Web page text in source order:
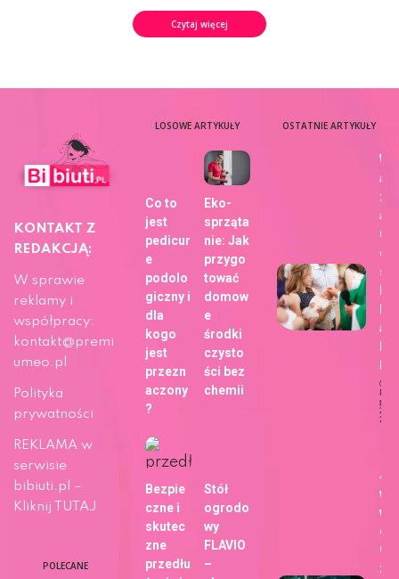
Czytaj więcej
KONTAKT Z
REDAKCJĄ:
W sprawie
reklamy i
współpracy:
kontakt@premi
umeo.pl
Polityka
prywatności
REKLAMA w
serwisie
bibiuti.pl –
Kliknij TUTAJ
POLECANE
LOSOWE ARTYKUŁY
Co to
jest
pedicur
e
podolo
giczny i
dla
kogo
jest
przezn
aczony
?
Eko-
sprząta
nie: Jak
przygo
tować
domow
e
środki
czysto
ści bez
chemii
Bezpie
czne i
skutec
zne
przedłu
Stół
ogrodo
wy
FLAVIO
–
OSTATNIE ARTYKUŁY
aj
a
dla
29